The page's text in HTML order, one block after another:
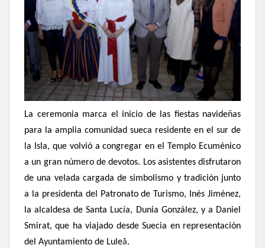
La ceremonia marca el inicio de las fiestas navideñas
para la amplia comunidad sueca residente en el sur de
la Isla, que volvió a congregar en el Templo Ecuménico
a un gran número de devotos. Los asistentes disfrutaron
de una velada cargada de simbolismo y tradición junto
a la presidenta del Patronato de Turismo, Inés Jiménez,
la alcaldesa de Santa Lucía, Dunia González, y a Daniel
Smirat, que ha viajado desde Suecia en representación
del Ayuntamiento de Luleå.